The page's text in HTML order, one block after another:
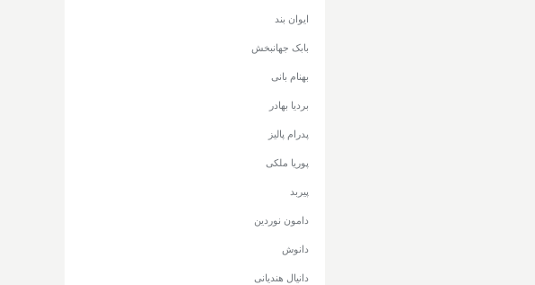
ایوان بند
بابک جهانبخش
بهنام بانی
بردیا بهادر
پدرام پالیز
پوریا ملکی
پیربد
دامون نوردین
دانوش
دانیال هندیانی